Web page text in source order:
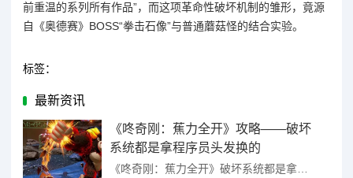
前重温的系列所有作品”，而这项革命性破坏机制的雏形，竟源
自《奥德赛》BOSS“拳击石像”与普通蘑菇怪的结合实验。
标签：
最新资讯
《咚奇刚：蕉力全开》攻略——破坏
系统都是拿程序员头发换的
《咚奇刚：蕉力全开》破坏系统都是拿程序员头发换的 ...